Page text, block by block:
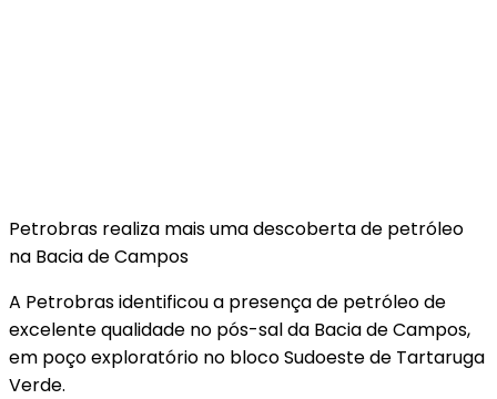
Petrobras realiza mais uma descoberta de petróleo
na Bacia de Campos
A Petrobras identificou a presença de petróleo de
excelente qualidade no pós-sal da Bacia de Campos,
em poço exploratório no bloco Sudoeste de Tartaruga
Verde.